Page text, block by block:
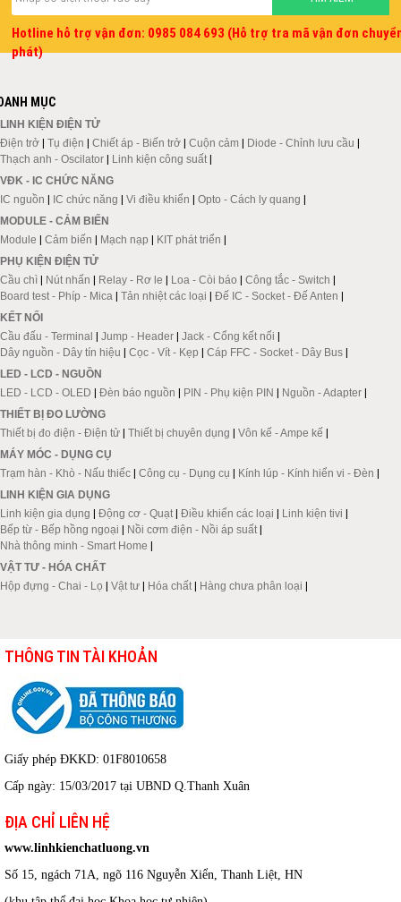
Hotline hỗ trợ vận đơn: 0985 084 693 (Hỗ trợ tra mã vận đơn
phát)
MỤC
LINH KIỆN ĐIỆN TỬ
Điện trở | Tụ điện | Chiết áp - Biến trở | Cuộn cảm | Diode - Chỉnh lưu cầu |
Thạch anh - Oscilator | Linh kiện công suất |
VĐK - IC CHỨC NĂNG
IC nguồn | IC chức năng | Vi điều khiển | Opto - Cách ly quang |
MODULE - CẢM BIẾN
Module | Cảm biến | Mạch nạp | KIT phát triển |
PHỤ KIỆN ĐIỆN TỬ
Cầu chì | Nút nhấn | Relay - Rơ le | Loa - Còi báo | Công tắc - Switch |
Board test - Phíp - Mica | Tản nhiệt các loại | Đế IC - Socket - Đế Anten |
KẾT NỐI
Cầu đấu - Terminal | Jump - Header | Jack - Cổng kết nối |
Dây nguồn - Dây tín hiệu | Cọc - Vít - Kẹp | Cáp FFC - Socket - Dây Bus |
LED - LCD - NGUỒN
LED - LCD - OLED | Đèn báo nguồn | PIN - Phụ kiện PIN | Nguồn - Adapter |
THIẾT BỊ ĐO LƯỜNG
Thiết bị đo điện - Điện tử | Thiết bị chuyên dụng | Vôn kế - Ampe kế |
MÁY MÓC - DỤNG CỤ
Trạm hàn - Khò - Nấu thiếc | Công cụ - Dụng cụ | Kính lúp - Kính hiển vi - Đèn |
LINH KIỆN GIA DỤNG
Linh kiện gia dụng | Động cơ - Quạt | Điều khiển các loại | Linh kiện tivi |
Bếp từ - Bếp hồng ngoại | Nồi cơm điện - Nồi áp suất |
Nhà thông minh - Smart Home |
VẬT TƯ - HÓA CHẤT
Hộp đựng - Chai - Lọ | Vật tư | Hóa chất | Hàng chưa phân loại |
THÔNG TIN TÀI KHOẢN
Giấy phép ĐKKD: 01F8010658
Cấp ngày: 15/03/2017 tại UBND Q.Thanh Xuân
ĐỊA CHỈ LIÊN HỆ
www.linhkienchatluong.vn
Số 15, ngách 71A, ngõ 116 Nguyễn Xiển, Thanh Liệt, HN